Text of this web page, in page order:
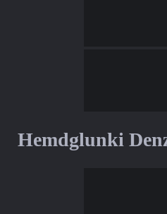
Hemdglunki